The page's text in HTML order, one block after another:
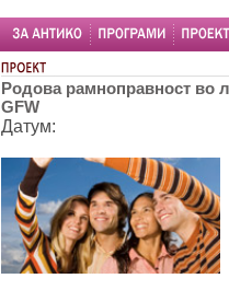
Родова рамноправност во
GFW
Датум: